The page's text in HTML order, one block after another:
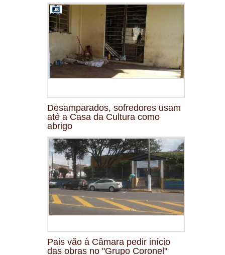
Desamparados, sofredores usam
até a Casa da Cultura como
abrigo
Pais vão à Câmara pedir início
das obras no "Grupo Coronel"